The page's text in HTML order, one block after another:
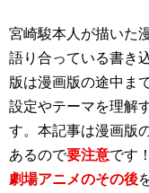
宮崎駿本人が描いた
語り合っている書き
版は漫画版の途中ま
設定やテーマを理解
す。本記事は漫画版
あるので要注意です
劇場アニメのその後